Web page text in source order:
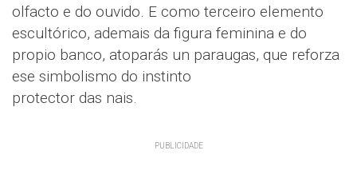
olfacto e do ouvido. E como terceiro elemento
escultórico, ademais da figura feminina e do
propio banco, atoparás un paraugas, que reforza
ese simbolismo do instinto
protector das nais.